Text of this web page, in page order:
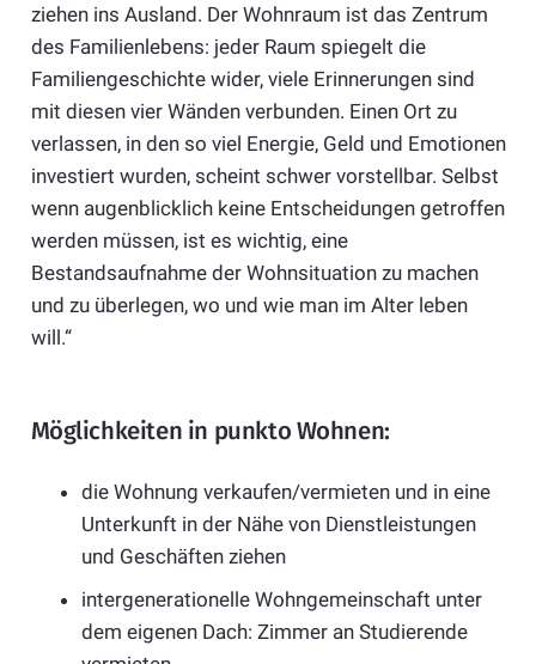
ziehen ins Ausland. Der Wohnraum ist das Zentrum
des Familienlebens: jeder Raum spiegelt die
Familiengeschichte wider, viele Erinnerungen sind
mit diesen vier Wänden verbunden. Einen Ort zu
verlassen, in den so viel Energie, Geld und Emotionen
investiert wurden, scheint schwer vorstellbar. Selbst
wenn augenblicklich keine Entscheidungen getroffen
werden müssen, ist es wichtig, eine
Bestandsaufnahme der Wohnsituation zu machen
und zu überlegen, wo und wie man im Alter leben
will.“
Möglichkeiten in punkto Wohnen:
die Wohnung verkaufen/vermieten und in eine
Unterkunft in der Nähe von Dienstleistungen
und Geschäften ziehen
intergenerationelle Wohngemeinschaft unter
dem eigenen Dach: Zimmer an Studierende